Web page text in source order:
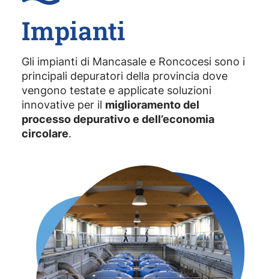
Impianti
Gli impianti di Mancasale e Roncocesi sono i
principali depuratori della provincia dove
vengono testate e applicate soluzioni
innovative per il miglioramento del
processo depurativo e dell’economia
circolare.